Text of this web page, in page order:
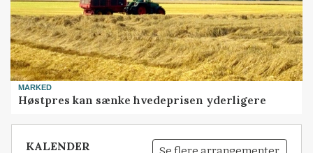
MARKED
Høstpres kan sænke hvedeprisen yderligere
KALENDER